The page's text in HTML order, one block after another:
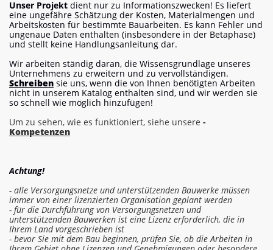
Unser Projekt dient nur zu Informationszwecken! Es liefert
eine ungefähre Schätzung der Kosten, Materialmengen und
Arbeitskosten für bestimmte Bauarbeiten. Es kann Fehler und
ungenaue Daten enthalten (insbesondere in der Betaphase)
und stellt keine Handlungsanleitung dar.
Wir arbeiten ständig daran, die Wissensgrundlage unseres
Unternehmens zu erweitern und zu vervollständigen.
Schreiben sie uns, wenn die von Ihnen benötigten Arbeiten
nicht in unserem Katalog enthalten sind, und wir werden sie
so schnell wie möglich hinzufügen!
Um zu sehen, wie es funktioniert, siehe unsere -
Kompetenzen
Achtung!
- alle Versorgungsnetze und unterstützenden Bauwerke müssen
immer von einer lizenzierten Organisation geplant werden
- für die Durchführung von Versorgungsnetzen und
unterstützenden Bauwerken ist eine Lizenz erforderlich, die in
Ihrem Land vorgeschrieben ist
- bevor Sie mit dem Bau beginnen, prüfen Sie, ob die Arbeiten in